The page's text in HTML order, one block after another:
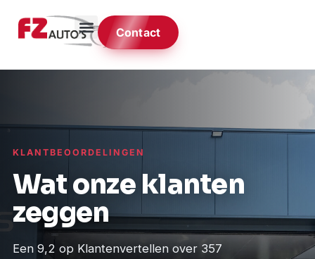
Contact
KLANTBEOORDELINGEN
Wat onze klanten
zeggen
Een 9,2 op Klantenvertellen over 357